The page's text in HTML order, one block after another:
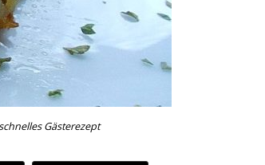
Gästerezept